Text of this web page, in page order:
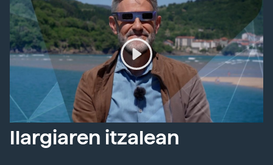
Ilargiaren itzalean